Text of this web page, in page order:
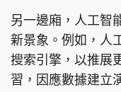
另一邊廂，人工智
新景象。例如，人
搜索引擎，以推展
習，因應數據建立